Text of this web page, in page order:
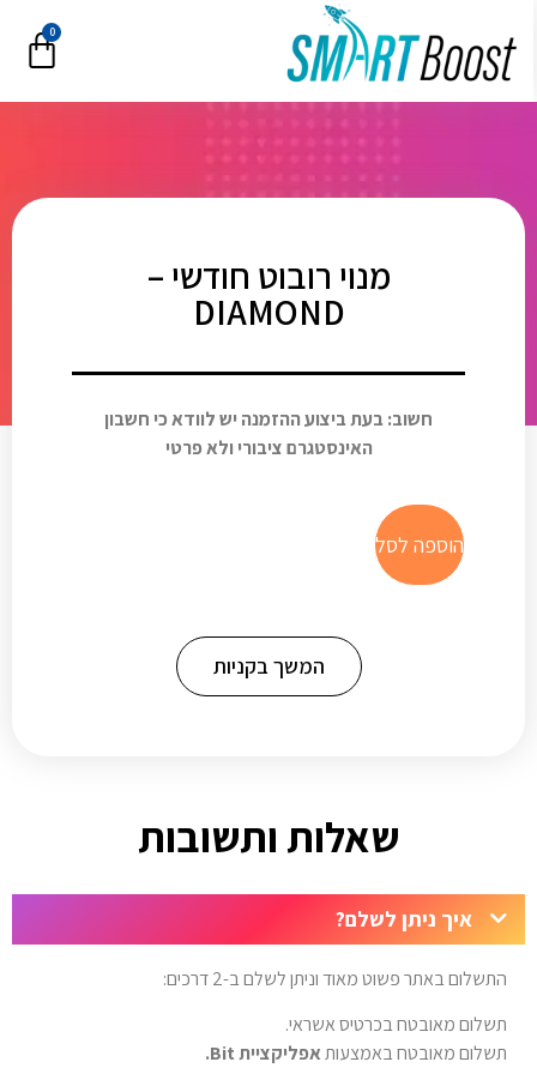
0
מנוי רובוט חודשי –
DIAMOND
חשוב: בעת ביצוע ההזמנה יש לוודא כי חשבון
האינסטגרם ציבורי ולא פרטי
הוספה לסל
המשך בקניות
שאלות ותשובות
איך ניתן לשלם?
התשלום באתר פשוט מאוד וניתן לשלם ב-2 דרכים:
תשלום מאובטח בכרטיס אשראי.
תשלום מאובטח באמצעותאפליקציית Bit.